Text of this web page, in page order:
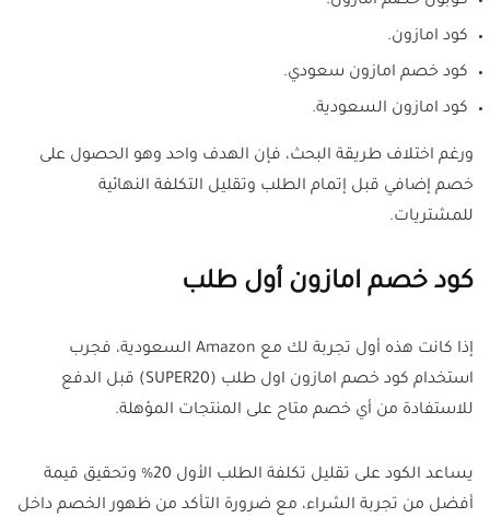
كود امازون.
كود خصم امازون سعودي.
كود امازون السعودية.
ورغم اختلاف طريقة البحث، فإن الهدف واحد وهو الحصول على
خصم إضافي قبل إتمام الطلب وتقليل التكلفة النهائية
للمشتريات.
كود خصم امازون أول طلب
إذا كانت هذه أول تجربة لك مع Amazon السعودية، فجرب
استخدام كود خصم امازون اول طلب (SUPER20) قبل الدفع
للاستفادة من أي خصم متاح على المنتجات المؤهلة.
يساعد الكود على تقليل تكلفة الطلب الأول 20% وتحقيق قيمة
أفضل من تجربة الشراء، مع ضرورة التأكد من ظهور الخصم داخل